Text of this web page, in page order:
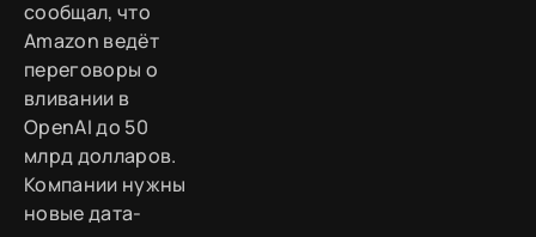
сообщал, что
Amazon ведёт
переговоры о
вливании в
OpenAI до 50
млрд долларов.
Компании нужны
новые дата-